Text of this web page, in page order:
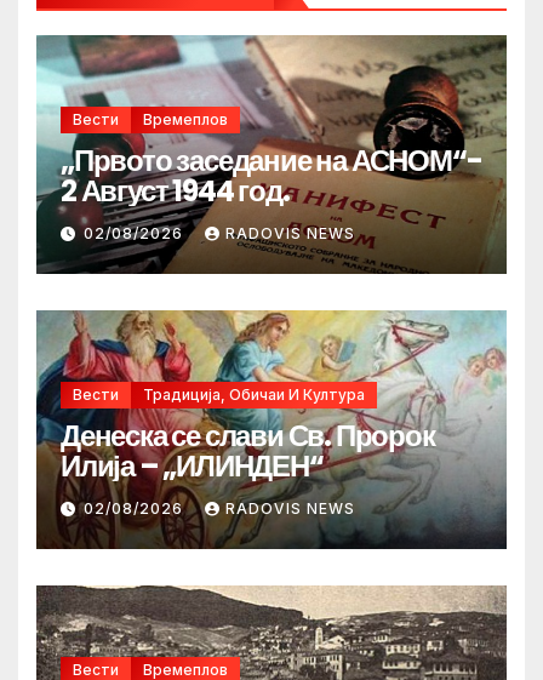
Вести Времеплов
„Првото заседание на АСНОМ“-
2 Август 1944 год.
02/08/2026 RADOVIS NEWS
Вести Традиција, Обичаи И Култура
Денеска се слави Св. Пророк
Илија – „ИЛИНДЕН“
02/08/2026 RADOVIS NEWS
Вести Времеплов